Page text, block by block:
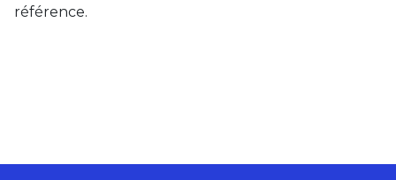
référence.